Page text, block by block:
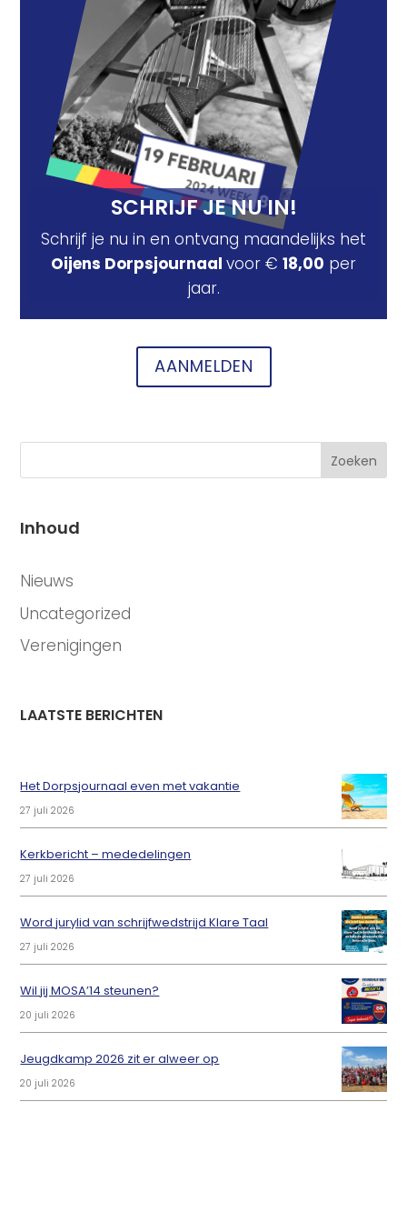
SCHRIJF JE NU IN!
Schrijf je nu in en ontvang maandelijks het
Oijens Dorpsjournaal voor € 18,00 per
jaar.
AANMELDEN
Zoeken
Inhoud
Nieuws
Uncategorized
Verenigingen
LAATSTE BERICHTEN
Het Dorpsjournaal even met vakantie
27 juli 2026
Kerkbericht – mededelingen
27 juli 2026
Word jurylid van schrijfwedstrijd Klare Taal
27 juli 2026
Wil jij MOSA’14 steunen?
20 juli 2026
Jeugdkamp 2026 zit er alweer op
20 juli 2026